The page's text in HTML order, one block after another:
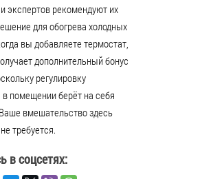
экспертов рекомендуют их
для обогрева холодных
вы добавляете термостат,
дополнительный бонус
регулировку
помещении берёт на себя
вмешательство здесь
требуется.
в соцсетях: